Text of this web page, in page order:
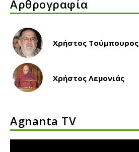
Αρθρογραφία
Χρήστος Τούμπουρος
Χρήστος Λεμονιάς
Agnanta TV